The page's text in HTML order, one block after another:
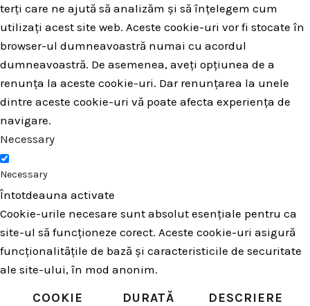
terți care ne ajută să analizăm și să înțelegem cum
utilizați acest site web. Aceste cookie-uri vor fi stocate în
browser-ul dumneavoastră numai cu acordul
dumneavoastră. De asemenea, aveți opțiunea de a
renunța la aceste cookie-uri. Dar renunțarea la unele
dintre aceste cookie-uri vă poate afecta experiența de
navigare.
Necessary
Necessary
Întotdeauna activate
Cookie-urile necesare sunt absolut esențiale pentru ca
site-ul să funcționeze corect. Aceste cookie-uri asigură
funcționalitățile de bază și caracteristicile de securitate
ale site-ului, în mod anonim.
COOKIE DURATĂ DESCRIERE